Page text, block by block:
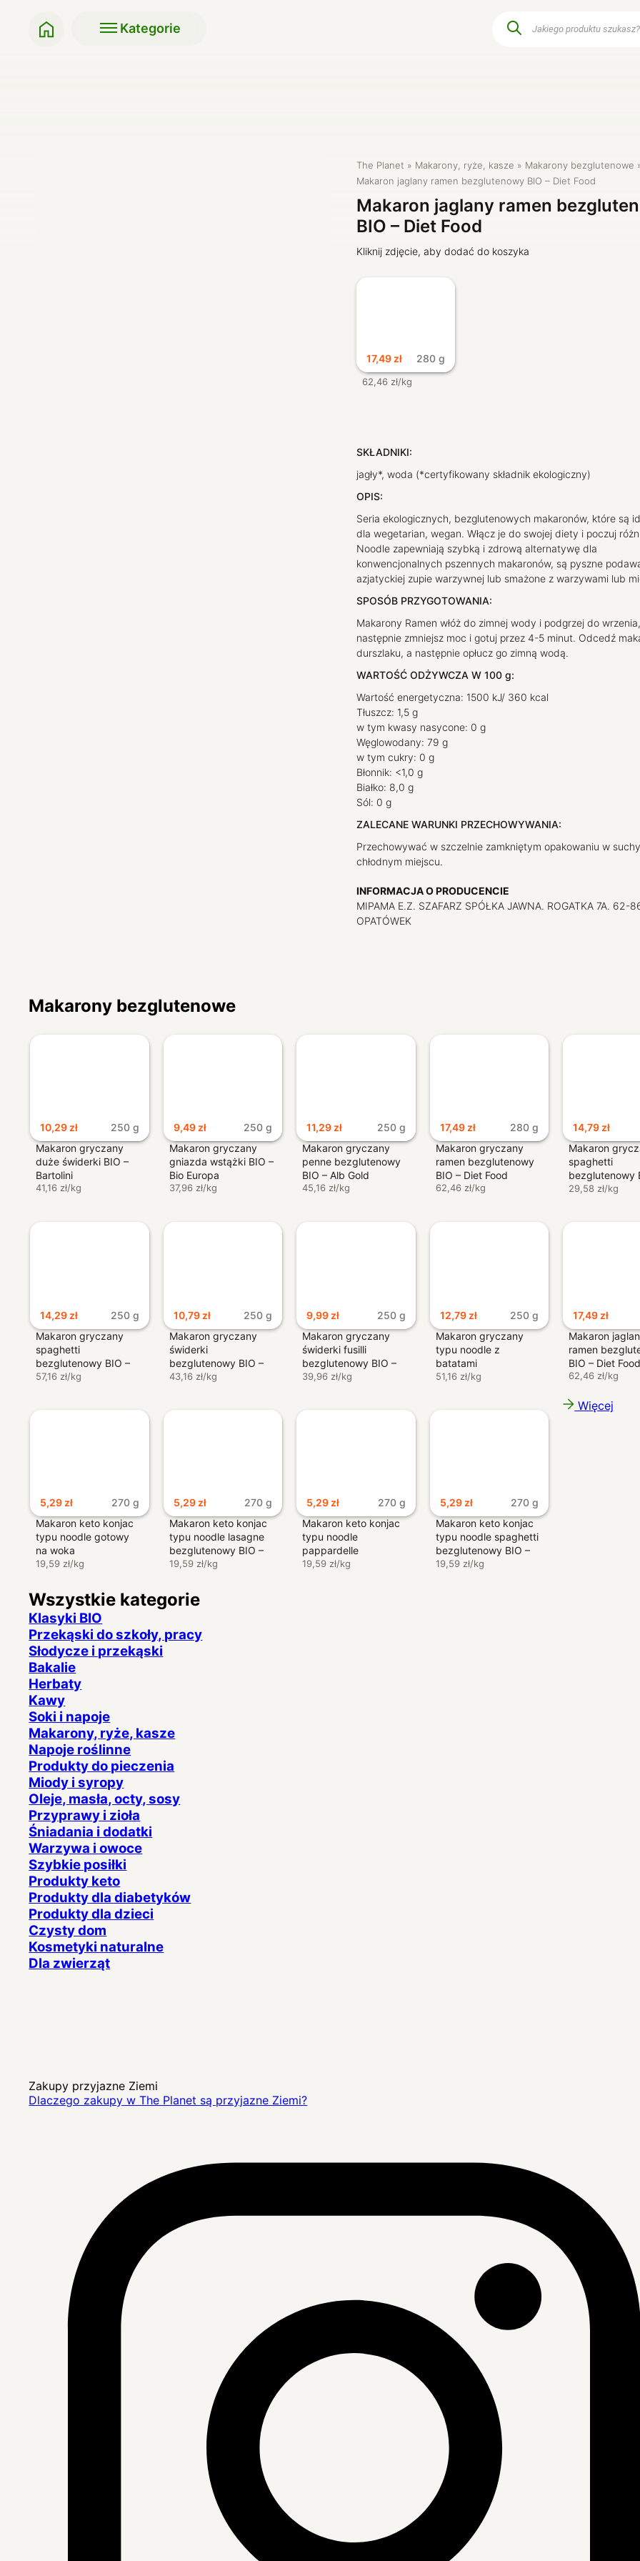
Nowy rewolucyjny sposób logowania
Produkty dla diabetyków
Kategorie
produktów
The Planet Makarony, ryże, kasze
Makarony bezglutenowe
Makaron jaglany ramen bezglutenowy BIO – Diet Food
Makaron jaglany ramen
BIO – Diet Food
Kliknij zdjęcie, aby dodać do koszyka
17,49 zł 280 g
62,46 zł/kg
SKŁADNIKI:
jagły*, woda (*certyfikowany składnik ekologiczny)
OPIS:
Seria ekologicznych, bezglutenowych makaronów, które są
dla wegetarian, wegan. Włącz je do swojej diety i poczuj
Noodle zapewniają szybką i zdrową alternatywę dla
konwencjonalnych pszennych makaronów, są pyszne
azjatyckiej zupie warzywnej lub smażone z warzywami lub
SPOSÓB PRZYGOTOWANIA:
Makarony Ramen włóż do zimnej wody i podgrzej do wrzenia,
następnie zmniejsz moc i gotuj przez 4-5 minut. Odcedź
durszlaku, a następnie opłucz go zimną wodą.
WARTOŚĆ ODŻYWCZA W 100 g:
Wartość energetyczna: 1500 kJ/ 360 kcal
Tłuszcz: 1,5 g
w tym kwasy nasycone: 0 g
Węglowodany: 79 g
w tym cukry: 0 g
Błonnik: <1,0 g
Białko: 8,0 g
Sól: 0 g
ZALECANE WARUNKI PRZECHOWYWANIA:
Przechowywać w szczelnie zamkniętym opakowaniu w
chłodnym miejscu.
INFORMACJA O PRODUCENCIE
MIPAMA E.Z. SZAFARZ SPÓŁKA JAWNA. ROGATKA 7A. 62-
OPATÓWEK
Makarony bezglutenowe
10,29zł
250 g
Makaron gryczany
duże świderki BIO –
Bartolini
41,16 zł/kg
9,49zł
250 g
Makaron gryczany
gniazda wstążki BIO –
Bio Europa
37,96 zł/kg
11,29zł
250 g
Makaron gryczany
penne bezglutenowy
BIO – Alb Gold
45,16 zł/kg
17,49zł
280 g
Makaron gryczany
ramen bezglutenowy
BIO – Diet Food
62,46 zł/kg
14,79zł
Makaron
spaghetti
bezglutenowy
Alb Gold
29,58 zł/kg
14,29 zł
250 g
Makaron gryczany
spaghetti
bezglutenowy BIO –
Rapunzel
57,16 zł/kg
10,79 zł
250 g
Makaron gryczany
świderki
bezglutenowy BIO –
Alb Gold
43,16 zł/kg
9,99 zł
250 g
Makaron gryczany
świderki fusilli
bezglutenowy BIO –
Green Apotheke
39,96 zł/kg
12,79 zł
250 g
Makaron gryczany
typu noodle z
batatami
bezglutenowy BIO –
51,16 zł/kg
17,49 zł
Makaron
ramen
BIO – Diet
62,46 zł/kg
5,29 zł
270 g
Makaron keto konjac
typu noodle gotowy
na woka
bezglutenowy BIO –
19,59 zł/kg
5,29 zł
270 g
Makaron keto konjac
typu noodle lasagne
bezglutenowy BIO –
Keto Chef
19,59 zł/kg
5,29 zł
270 g
Makaron keto konjac
typu noodle
pappardelle
bezglutenowy BIO –
19,59 zł/kg
5,29 zł
270 g
Makaron keto konjac
typu noodle spaghetti
bezglutenowy BIO –
Keto Chef
19,59 zł/kg
Więcej
Wszystkie kategorie
Klasyki BIO
Przekąski do szkoły, pracy
Słodycze i przekąski
Bakalie
Herbaty
Kawy
Soki i napoje
Makarony, ryże, kasze
Napoje roślinne
Produkty do pieczenia
Miody i syropy
Oleje, masła, octy, sosy
Przyprawy i zioła
Śniadania i dodatki
Warzywa i owoce
Szybkie posiłki
Produkty keto
Produkty dla diabetyków
Produkty dla dzieci
Czysty dom
Kosmetyki naturalne
Dla zwierząt
Zakupy przyjazne Ziemi
Dlaczego zakupy w The Planet są przyjazne Ziemi?